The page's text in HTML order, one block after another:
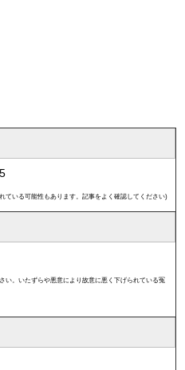
ている可能性もあります。記事をよく確認してください)
い。いたずらや悪意により故意に悪く下げられている冤